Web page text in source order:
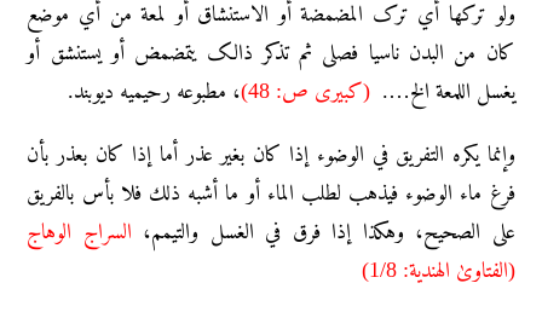
ولو ترکها أي ترک المضمضة أو الاستنشاق أو لمعة من أي موضع
کان من البدن ناسیا فصلی ثم تذکر ذالک یتمضمض أو یستنشق أو
یغسل اللمعة الخ…. (کبیری ص: 48) ، مطبوعه رحیمیه دیوبند.
وإنما يكره التفريق في الوضوء إذا كان بغير عذر أما إذا كان بعذر بأن
فرغ ماء الوضوء فيذهب لطلب الماء أو ما أشبه ذلك فلا بأس بالفريق
على الصحيح، وهكذا إذا فرق في الغسل والتيمم، السراج الوهاج
(الفتاویٰ الهندية: 1/8)